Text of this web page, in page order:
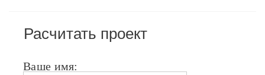
Расчитать проект
Ваше имя: